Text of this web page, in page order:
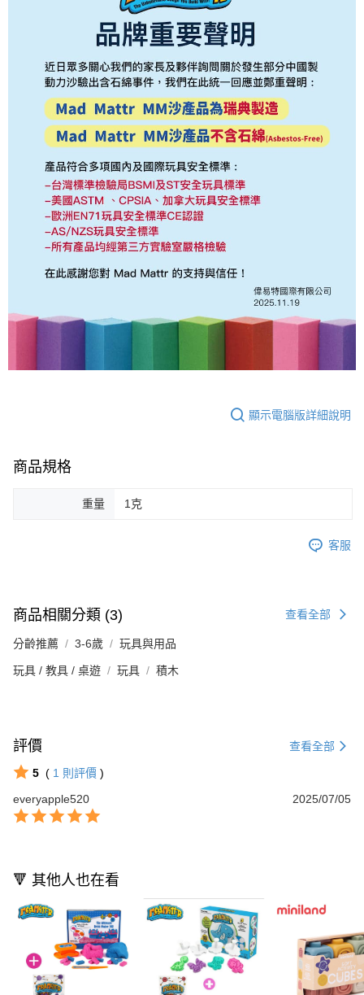
顯示電腦版詳細說明
商品規格
重量 1克
客服
商品相關分類 (3) 查看全部
分齡推薦 3-6歲 玩具與用品
玩具 / 教具 / 桌遊 玩具 積木
評價 查看全部
5 ( 1 則評價 )
everyapple520
2025/07/05
🔻 其他人也在看